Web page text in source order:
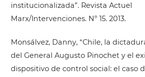
institucionalizada”. Revista Actuel
Marx/Intervenciones. N° 15. 2013.
Monsálvez, Danny, “Chile, la
del General Augusto Pinochet y el
dispositivo de control social: el caso